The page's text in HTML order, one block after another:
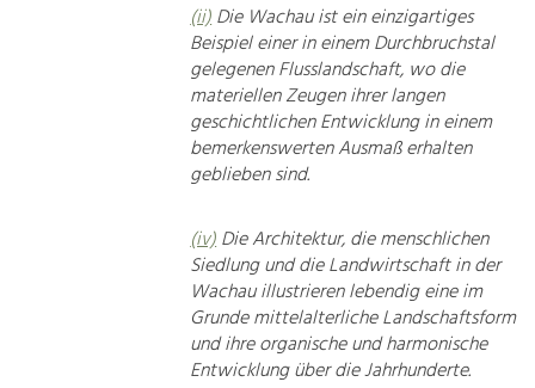
Klimawandel, öffentlicher Verkehr und
erneuerbare Energie
Steigerung regionaler Wertschöpfung
(ii)Die Wachau ist ein einzigartiges
Beispiel einer in einem Durchbruchstal
gelegenen Flusslandschaft, wo die
materiellen Zeugen ihrer langen
geschichtlichen Entwicklung in einem
bemerkenswerten Ausmaß erhalten
geblieben sind.
(iv)Die Architektur, die menschlichen
Siedlung und die Landwirtschaft in der
Wachau illustrieren lebendig eine im
Grunde mittelalterliche Landschaftsform
und ihre organische und harmonische
Entwicklung über die Jahrhunderte.